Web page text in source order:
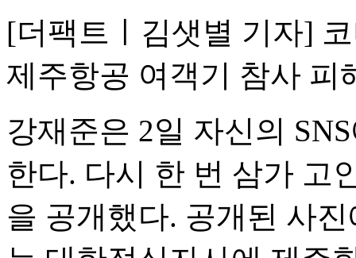
[더팩트ㅣ김샛별 기자]
제주항공 여객기 참사 피
강재준은 2일 자신의
한다. 다시 한 번 삼가 고
을 공개했다. 공개된 사